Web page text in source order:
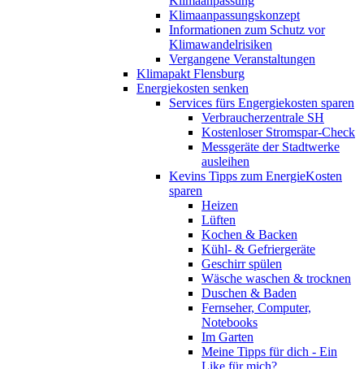
Klimaanpassungskonzept
Informationen zum Schutz vor
Klimawandelrisiken
Vergangene Veranstaltungen
Klimapakt Flensburg
Energiekosten senken
Services fürs Engergiekosten sparen
Verbraucherzentrale SH
Kostenloser Stromspar-Check
Messgeräte der Stadtwerke
ausleihen
Kevins Tipps zum EnergieKosten
sparen
Heizen
Lüften
Kochen & Backen
Kühl- & Gefriergeräte
Geschirr spülen
Wäsche waschen & trocknen
Duschen & Baden
Fernseher, Computer,
Notebooks
Im Garten
Meine Tipps für dich - Ein
Like für mich?